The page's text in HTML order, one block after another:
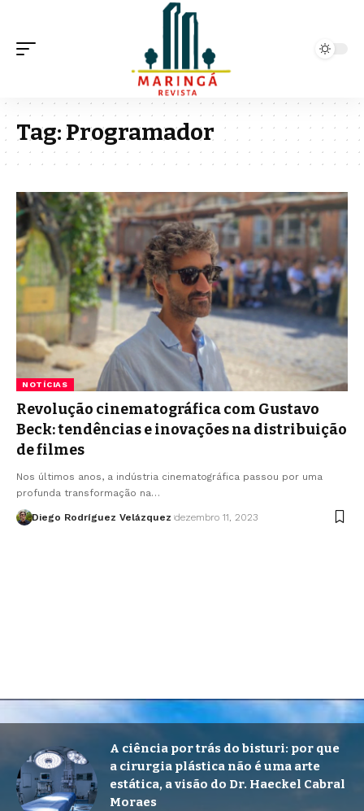
Tag:Programador
NOTÍCIAS
Revolução cinematográfica com Gustavo
Beck: tendências e inovações na distribuição
de filmes
Nos últimos anos, a indústria cinematográfica passou por uma
profunda transformação na…
Diego Rodríguez Velázquez dezembro 11, 2023
A ciência por trás do bisturi: por que
a cirurgia plástica não é uma arte
estática, a visão do Dr. Haeckel Cabral
Moraes